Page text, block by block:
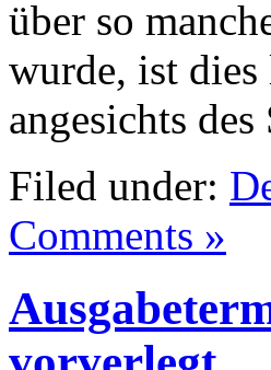
über so
wurde, ist dies
angesichts
Filed under:
Comments »